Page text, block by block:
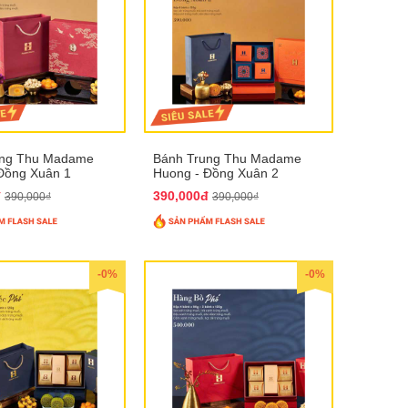
Thu Madame
Xuân 1
390,000₫
Bánh Trung Thu Madame
Huong - Đồng Xuân 2
390,000đ 390,000₫
-0% -0%